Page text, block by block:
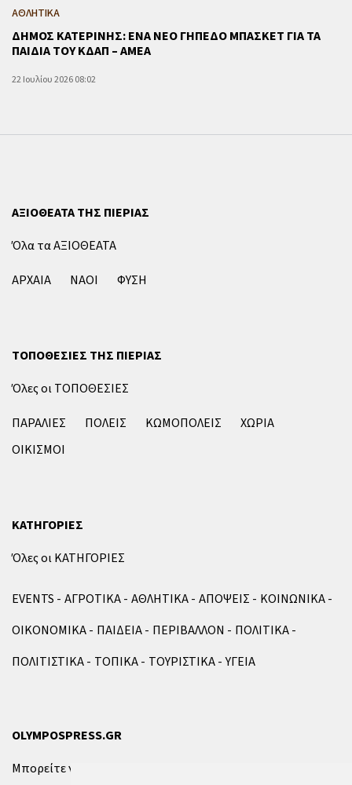
ΑΘΛΗΤΙΚΑ
ΔΗΜΟΣ ΚΑΤΕΡΙΝΗΣ: ΕΝΑ ΝΕΟ ΓΗΠΕΔΟ ΜΠΑΣΚΕΤ ΓΙΑ ΤΑ
ΠΑΙΔΙΑ ΤΟΥ ΚΔΑΠ – ΑΜΕΑ
22 Ιουλίου 2026 08:02
ΑΞΙΟΘΕΑΤΑ ΤΗΣ ΠΙΕΡΙΑΣ
Όλα τα ΑΞΙΟΘΕΑΤΑ
ΑΡΧΑΙΑ
ΝΑΟΙ ΦΥΣΗ
ΤΟΠΟΘΕΣΙΕΣ ΤΗΣ ΠΙΕΡΙΑΣ
Όλες οι ΤΟΠΟΘΕΣΙΕΣ
ΠΑΡΑΛΙΕΣ
ΠΟΛΕΙΣ ΚΩΜΟΠΟΛΕΙΣ
ΧΩΡΙΑ
ΟΙΚΙΣΜΟΙ
ΚΑΤΗΓΟΡΙΕΣ
Όλες οι ΚΑΤΗΓΟΡΙΕΣ
EVENTS ΑΓΡΟΤΙΚΑ ΑΘΛΗΤΙΚΑ ΑΠΟΨΕΙΣ
ΚΟΙΝΩΝΙΚΑ
ΟΙΚΟΝΟΜΙΚΑ
ΠΑΙΔΕΙΑ ΠΕΡΙΒΑΛΛΟΝ
ΠΟΛΙΤΙΚΑ
ΠΟΛΙΤΙΣΤΙΚΑ
ΤΟΠΙΚΑ ΤΟΥΡΙΣΤΙΚΑ ΥΓΕΙΑ
OLYMPOSPRESS.GR
Μπορείτε να επικοινωνήσετε μαζί μας μέσω της